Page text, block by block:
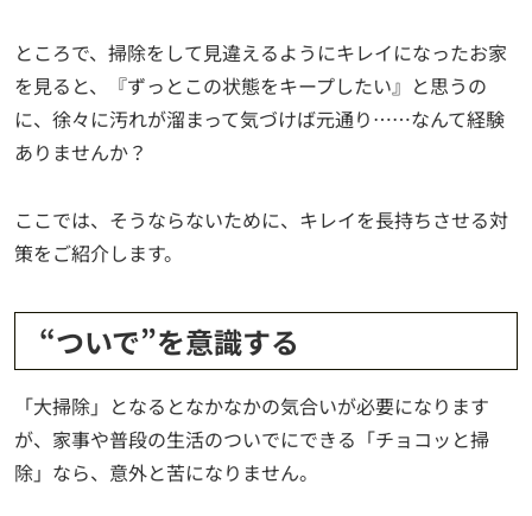
ところで、掃除をして見違えるようにキレイになったお家
を見ると、『ずっとこの状態をキープしたい』と思うの
に、徐々に汚れが溜まって気づけば元通り……なんて経験
ありませんか？
ここでは、そうならないために、キレイを長持ちさせる対
策をご紹介します。
“ついで”を意識する
「大掃除」となるとなかなかの気合いが必要になります
が、家事や普段の生活のついでにできる「チョコッと掃
除」なら、意外と苦になりません。